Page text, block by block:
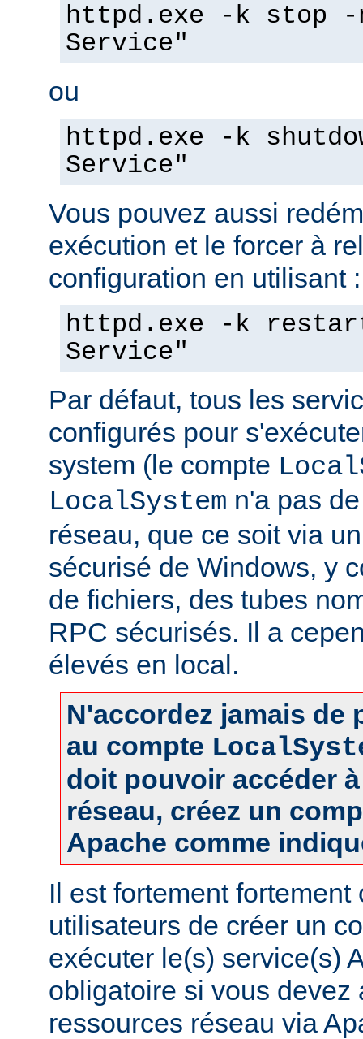
httpd.exe -k stop -
Service"
ou
httpd.exe -k
Service"
Vous pouvez aussi
exécution et le forcer à
configuration en utilisant :
httpd.exe -k
Service"
Par défaut, tous les
configurés pour
system (le compte
LocalSystem n'a pas
réseau, que ce soit via
sécurisé de Windows, y
de fichiers, des tubes
RPC sécurisés. Il a
élevés en local.
N'accordez jamais de
au compte
doit pouvoir accéder
réseau, créez un
Apache comme
Il est fortement
utilisateurs de créer un
exécuter le(s) service(s)
obligatoire si vous devez
ressources réseau via